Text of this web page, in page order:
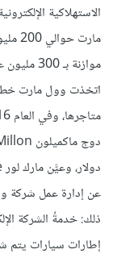
الاستهلاكية
اتخذت وول مارت
عن إدارة عمل شركة
ذلك: خدمةُ الشركة
إطارات سيارات يتم